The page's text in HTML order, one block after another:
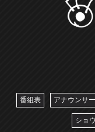
番組表 アナウンサ
ショ